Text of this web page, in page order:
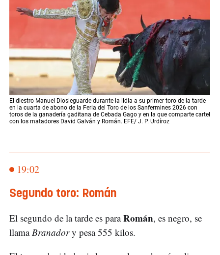
El diestro Manuel Diosleguarde durante la lidia a su primer toro de la tarde
en la cuarta de abono de la Feria del Toro de los Sanfermines 2026 con
toros de la ganadería gaditana de Cebada Gago y en la que comparte cartel
con los matadores David Galván y Román. EFE/ J. P. Urdíroz
19:02
Segundo toro: Román
El segundo de la tarde es paraRomán, es negro, se
llama Branadory pesa 555 kilos.